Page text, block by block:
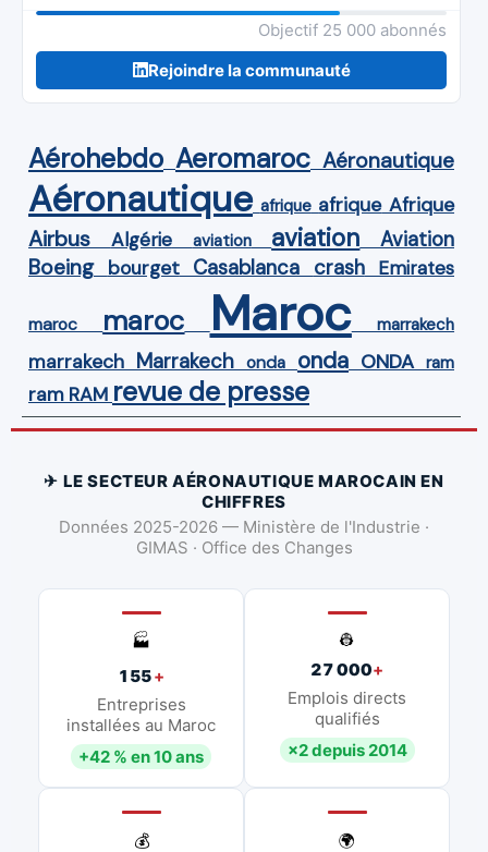
Objectif 25 000 abonnés
Rejoindre la communauté
Aérohebdo Aeromaroc Aéronautique
Aéronautique afrique afrique Afrique
Airbus Algérie aviation aviation Aviation
Boeing bourget Casablanca crash Emirates
maroc maroc Maroc marrakech
marrakech Marrakech onda onda ONDA ram
ram RAM revue de presse
✈ LE SECTEUR AÉRONAUTIQUE MAROCAIN EN
CHIFFRES
Données 2025-2026 — Ministère de l'Industrie ·
GIMAS · Office des Changes
🏭
155+
Entreprises
installées au Maroc
+42 % en 10 ans
👷
27 000+
Emplois directs
qualifiés
×2 depuis 2014
💰
🌍